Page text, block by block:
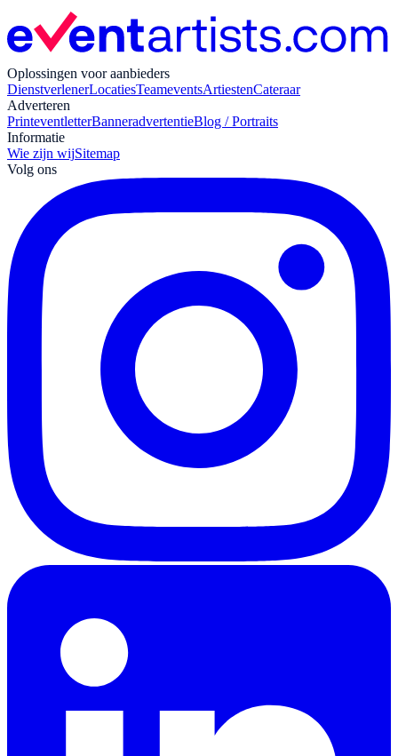
Oplossingen voor aanbieders
DienstverlenerLocatiesTeameventsArtiestenCateraar
Adverteren
PrinteventletterBanneradvertentieBlog / Portraits
Informatie
Wie zijn wijSitemap
Volg ons